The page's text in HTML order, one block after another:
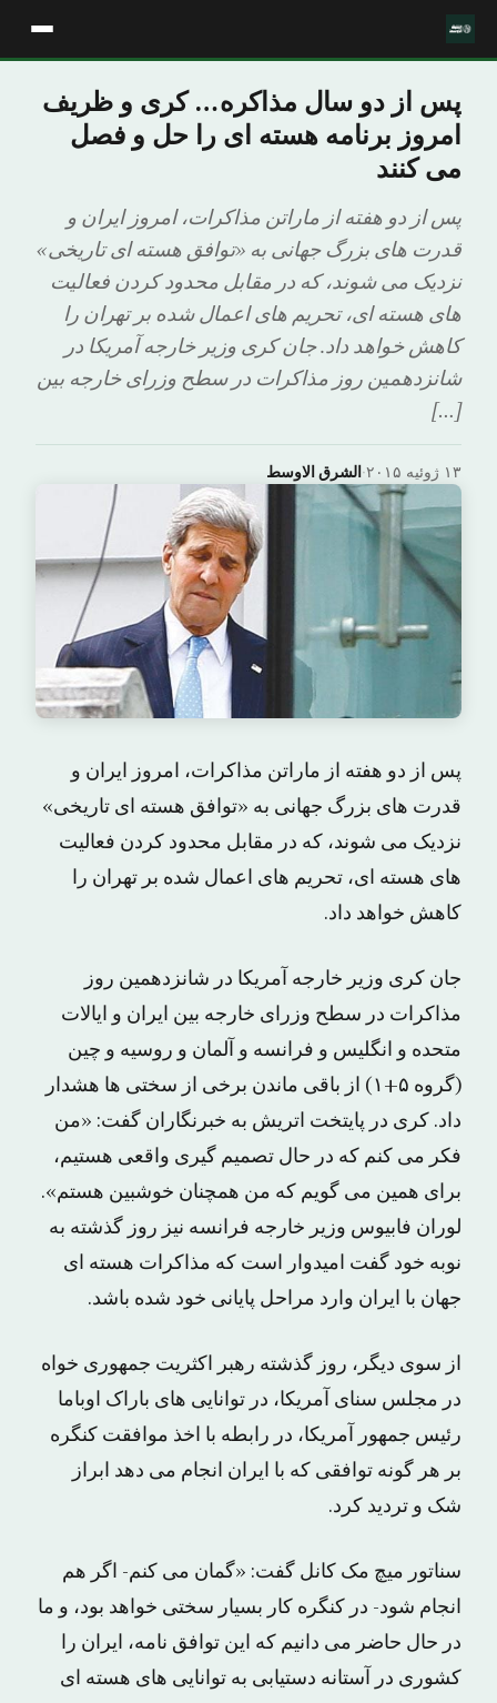
پس از دو سال مذاکره… کری و ظریف
امروز برنامه هسته ای را حل و فصل
می کنند
پس از دو هفته از ماراتن مذاکرات، امروز ایران و
قدرت های بزرگ جهانی به «توافق هسته ای تاریخی»
نزدیک می شوند، که در مقابل محدود کردن فعالیت
های هسته ای، تحریم های اعمال شده بر تهران را
کاهش خواهد داد. جان کری وزیر خارجه آمریکا در
شانزدهمین روز مذاکرات در سطح وزرای خارجه بین
[…]
الشرق الاوسط· ۱۳ ژوئیه ۲۰۱۵
پس از دو هفته از ماراتن مذاکرات، امروز ایران و
قدرت های بزرگ جهانی به «توافق هسته ای تاریخی»
نزدیک می شوند، که در مقابل محدود کردن فعالیت
های هسته ای، تحریم های اعمال شده بر تهران را
کاهش خواهد داد.
جان کری وزیر خارجه آمریکا در شانزدهمین روز
مذاکرات در سطح وزرای خارجه بین ایران و ایالات
متحده و انگلیس و فرانسه و آلمان و روسیه و چین
(گروه ۵+۱) از باقی ماندن برخی از سختی ها هشدار
داد. کری در پایتخت اتریش به خبرنگاران گفت: «من
فکر می کنم که در حال تصمیم گیری واقعی هستیم،
برای همین می گویم که من همچنان خوشبین هستم».
لوران فابیوس وزیر خارجه فرانسه نیز روز گذشته به
نوبه خود گفت امیدوار است که مذاکرات هسته ای
جهان با ایران وارد مراحل پایانی خود شده باشد.
از سوی دیگر، روز گذشته رهبر اکثریت جمهوری خواه
در مجلس سنای آمریکا، در توانایی های باراک اوباما
رئیس جمهور آمریکا، در رابطه با اخذ موافقت کنگره
بر هر گونه توافقی که با ایران انجام می دهد ابراز
شک و تردید کرد.
سناتور میچ مک کانل گفت: «گمان می کنم- اگر هم
انجام شود- در کنگره کار بسیار سختی خواهد بود، و ما
در حال حاضر می دانیم که این توافق نامه، ایران را
کشوری در آستانه دستیابی به توانایی های هسته ای